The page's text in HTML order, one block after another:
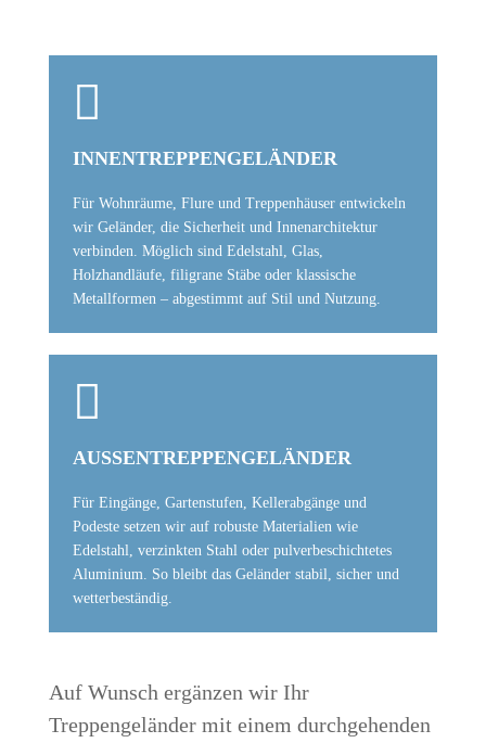

INNENTREPPENGELÄNDER
Für Wohnräume, Flure und Treppenhäuser entwickeln
wir Geländer, die Sicherheit und Innenarchitektur
verbinden. Möglich sind Edelstahl, Glas,
Holzhandläufe, filigrane Stäbe oder klassische
Metallformen – abgestimmt auf Stil und Nutzung.

AUSSENTREPPENGELÄNDER
Für Eingänge, Gartenstufen, Kellerabgänge und
Podeste setzen wir auf robuste Materialien wie
Edelstahl, verzinkten Stahl oder pulverbeschichtetes
Aluminium. So bleibt das Geländer stabil, sicher und
wetterbeständig.
Auf Wunsch ergänzen wir Ihr
Treppengeländer mit einem durchgehenden